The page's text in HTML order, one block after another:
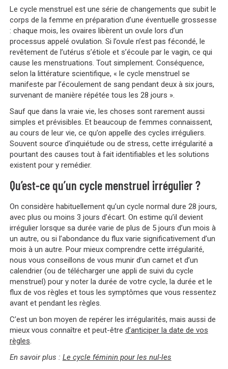
Le cycle menstruel est une série de changements que subit le
corps de la femme en préparation d’une éventuelle grossesse
: chaque mois, les ovaires libèrent un ovule lors d’un
processus appelé ovulation. Si l’ovule n’est pas fécondé, le
revêtement de l’utérus s’étiole et s’écoule par le vagin, ce qui
cause les menstruations. Tout simplement. Conséquence,
selon la littérature scientifique, « le cycle menstruel se
manifeste par l’écoulement de sang pendant deux à six jours,
survenant de manière répétée tous les 28 jours ».
Sauf que dans la vraie vie, les choses sont rarement aussi
simples et prévisibles. Et beaucoup de femmes connaissent,
au cours de leur vie, ce qu’on appelle des cycles irréguliers.
Souvent source d’inquiétude ou de stress, cette irrégularité a
pourtant des causes tout à fait identifiables et les solutions
existent pour y remédier.
Qu’est-ce qu’un cycle menstruel irrégulier ?
On considère habituellement qu’un cycle normal dure 28 jours,
avec plus ou moins 3 jours d’écart. On estime qu’il devient
irrégulier lorsque sa durée varie de plus de 5 jours d’un mois à
un autre, ou si l’abondance du flux varie significativement d’un
mois à un autre. Pour mieux comprendre cette irrégularité,
nous vous conseillons de vous munir d’un carnet et d’un
calendrier (ou de télécharger une appli de suivi du cycle
menstruel) pour y noter la durée de votre cycle, la durée et le
flux de vos règles et tous les symptômes que vous ressentez
avant et pendant les règles.
C’est un bon moyen de repérer les irrégularités, mais aussi de
mieux vous connaître et peut-être d’anticiper la date de vos
règles.
En savoir plus : Le cycle féminin pour les nul-les